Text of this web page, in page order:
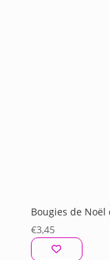
Bougies de Noël
€3,45